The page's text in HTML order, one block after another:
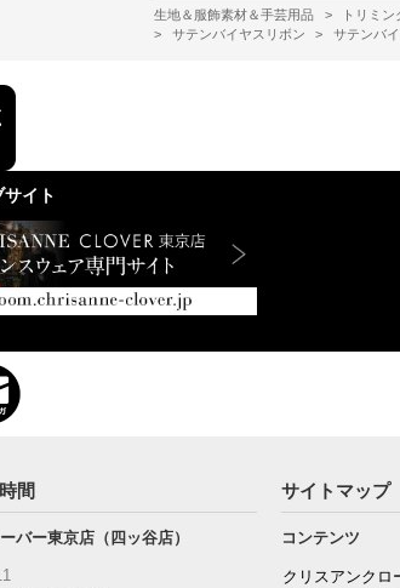
生地＆服飾素材＆手芸用品 >
トリミ
>
サテンバイヤスリボン > サテンバ
イト
間
バー東京店（四ッ谷店）
サイトマップ
コンテンツ
クリスアンクロ